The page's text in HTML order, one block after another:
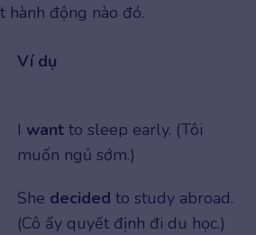
hành động nào đó.
Ví dụ
I want to sleep early. (Tôi
muốn ngủ sớm.)
She decided to study abroad.
(Cô ấy quyết định đi du học.)